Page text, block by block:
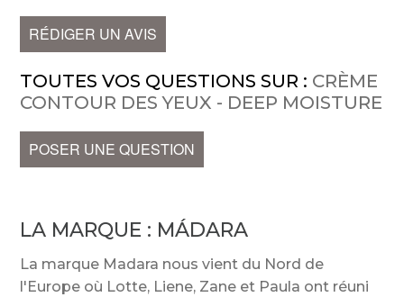
RÉDIGER UN AVIS
TOUTES VOS QUESTIONS SUR : CRÈME
CONTOUR DES YEUX - DEEP MOISTURE
POSER UNE QUESTION
LA MARQUE : MÁDARA
La marque Madara nous vient du Nord de
l'Europe où Lotte, Liene, Zane et Paula ont réuni